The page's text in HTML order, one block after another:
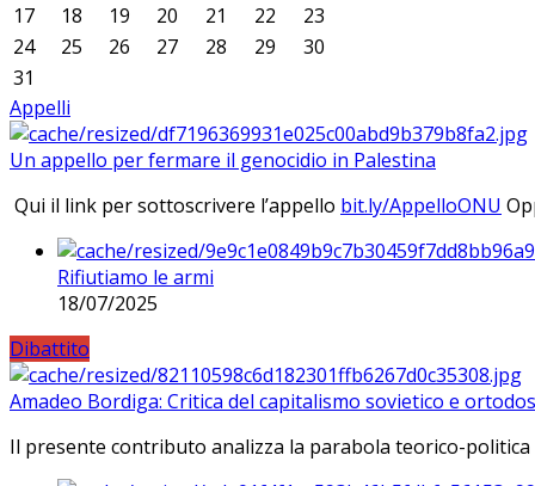
17
18 19 20 21 22
23
24
25 26 27 28 29
30
31
Appelli
Un appello per fermare il genocidio in Palestina
Qui il link per sottoscrivere l’appello bit.ly/AppelloONU
Rifiutiamo le armi
18/07/2025
Dibattito
Amadeo Bordiga: Critica del capitalismo sovietico e
Il presente contributo analizza la parabola teorico-